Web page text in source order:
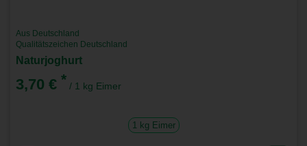
Aus Deutschland
Qualitätszeichen Deutschland
Naturjoghurt
3,70 € * / 1 kg Eimer
1 kg Eimer